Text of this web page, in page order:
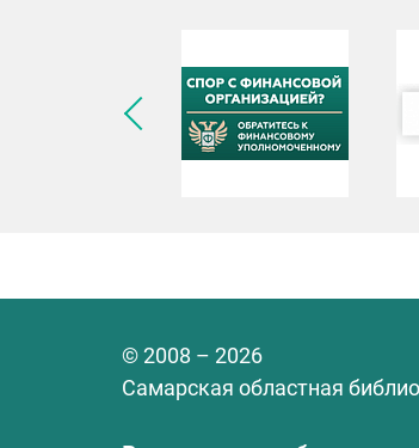
© 2008 – 2026
Самарская областная